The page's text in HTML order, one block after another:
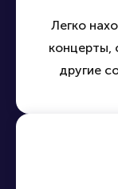
Легко
концерты,
другие